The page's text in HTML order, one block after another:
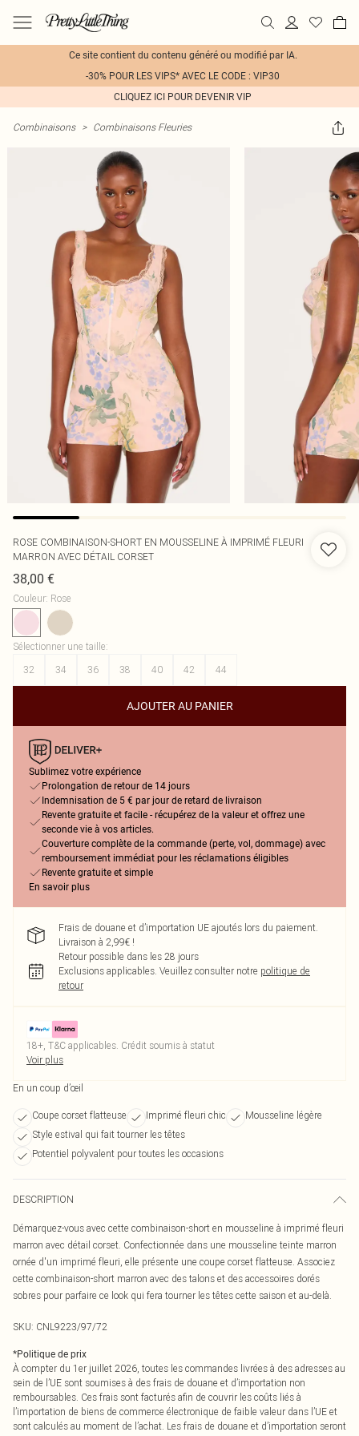
Ce site contient du contenu généré ou modifié par IA.
-30% POUR LES VIPS* AVEC LE CODE : VIP30
CLIQUEZ ICI POUR DEVENIR VIP
Combinaisons > Combinaisons Fleuries
ROSE COMBINAISON-SHORT EN MOUSSELINE À IMPRIMÉ FLEURI
MARRON AVEC DÉTAIL CORSET
38,00 €
Couleur: Rose
Sélectionner une taille:
32
34 36 38 40 42 44
AJOUTER AU PANIER
Sublimez votre expérience
Prolongation de retour de 14 jours
Indemnisation de 5 € par jour de retard de livraison
Revente gratuite et facile - récupérez de la valeur et offrez une
seconde vie à vos articles.
Couverture complète de la commande (perte, vol, dommage) avec
remboursement immédiat pour les réclamations éligibles
Revente gratuite et simple
En savoir plus
Frais de douane et d’importation UE ajoutés lors du paiement.
Livraison à 2,99€ !
Retour possible dans les 28 jours
Exclusions applicables. Veuillez consulter notre politique de
retour
18+, T&C applicables. Crédit soumis à statut
Voir plus
En un coup d’œil
Coupe corset flatteuse Imprimé fleuri chic
Mousseline légère
Style estival qui fait tourner les têtes
Potentiel polyvalent pour toutes les occasions
DESCRIPTION
Démarquez-vous avec cette combinaison-short en mousseline à imprimé fleuri
marron avec détail corset. Confectionnée dans une mousseline teinte marron
ornée d'un imprimé fleuri, elle présente une coupe corset flatteuse. Associez
cette combinaison-short marron avec des talons et des accessoires dorés
sobres pour parfaire ce look qui fera tourner les têtes cette saison et au-delà.
SKU: CNL9223/97/72
*Politique de prix
À compter du 1er juillet 2026, toutes les commandes livrées à des adresses au
sein de l’UE sont soumises à des frais de douane et d’importation non
remboursables. Ces frais sont facturés afin de couvrir les coûts liés à
l’importation de biens de commerce électronique de faible valeur dans l’UE et
sont calculés au moment de l’achat. Les frais de douane et d’importation seront